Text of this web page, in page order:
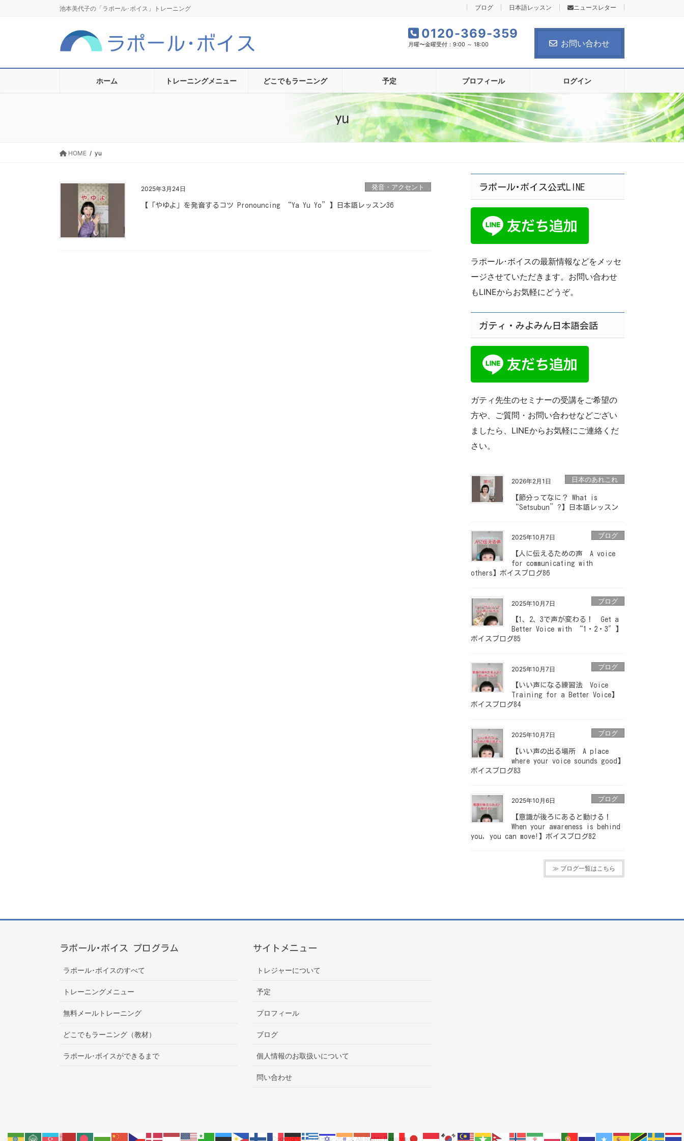
に
ョ
池本美代子の「ラポール･ボイス」トレーニング ブログ 日本語レッスン ニュースレター
0120-369-359
月曜〜金曜受付：9:00 ～ 18:00 お問い合わせ
ホーム トレーニングメニュー どこでもラーニング 予定 プロフィール ログイン
yu
HOME yu
2025年3月24日 発音・アクセント
【「やゆよ」を発音するコツ Pronouncing “Ya Yu Yo”】日本語レッスン36
ラポール･ボイス公式LINE
ラポール･ボイスの最新情報などをメッセ
ージさせていただきます。お問い合わせ
もLINEからお気軽にどうぞ。
ガティ・みよみん日本語会話
ガティ先生のセミナーの受講をご希望の
方や、ご質問・お問い合わせなどござい
ましたら、LINEからお気軽にご連絡くだ
さい。
2026年2月1日 日本のあれこれ
【節分ってなに？ What is
“Setsubun”?】日本語レッスン
2025年10月7日 ブログ
【人に伝えるための声 A voice
for communicating with
others】ボイスブログ86
2025年10月7日 ブログ
【1、2、3で声が変わる！ Get a
Better Voice with “1・2・3″】
ボイスブログ85
2025年10月7日 ブログ
【いい声になる練習法 Voice
Training for a Better Voice】
ボイスブログ84
2025年10月7日 ブログ
【いい声の出る場所 A place
where your voice sounds good】
ボイスブログ83
2025年10月6日 ブログ
【意識が後ろにあると動ける！
When your awareness is behind
you, you can move!】ボイスブログ82
≫ ブログ一覧はこちら
ラポール･ボイス プログラム
ラポール･ボイスのすべて
トレーニングメニュー
無料メールトレーニング
どこでもラーニング（教材）
ラポール･ボイスができるまで
サイトメニュー
トレジャーについて
予定
プロフィール
ブログ
個人情報のお取扱いについて
問い合わせ
Copyright © ラポール･ボイス All Rights Reserved.